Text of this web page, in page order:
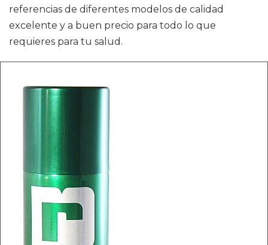
referencias de diferentes modelos de calidad
excelente y a buen precio para todo lo que
requieres para tu salud.